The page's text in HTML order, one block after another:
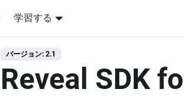
学習する
バージョン: 2.1
Reveal SDK